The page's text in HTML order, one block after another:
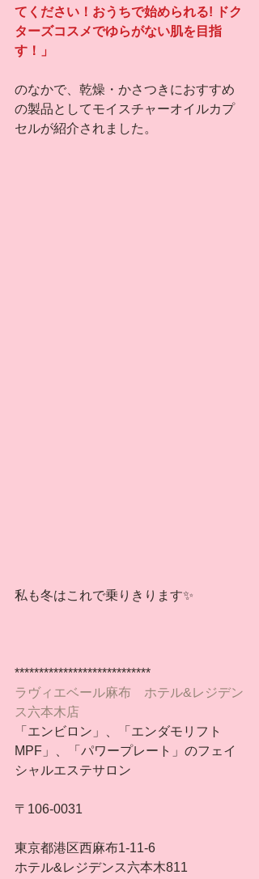
てください！おうちで始められる! ドク
ターズコスメでゆらがない肌を目指
す！」
のなかで、乾燥・かさつきにおすすめ
の製品としてモイスチャーオイルカプ
セルが紹介されました。
私も冬はこれで乗りきります✨
****************************
ラヴィエベール麻布　ホテル&レジデン
ス六本木店
「エンビロン」、「エンダモリフト
MPF」、「パワープレート」のフェイ
シャルエステサロン
〒106-0031
東京都港区西麻布1-11-6
ホテル&レジデンス六本木811